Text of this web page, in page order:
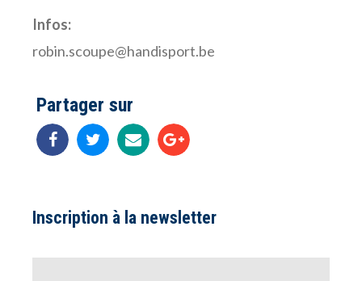
Infos:
robin.scoupe@handisport.be
Partager sur
Inscription à la newsletter